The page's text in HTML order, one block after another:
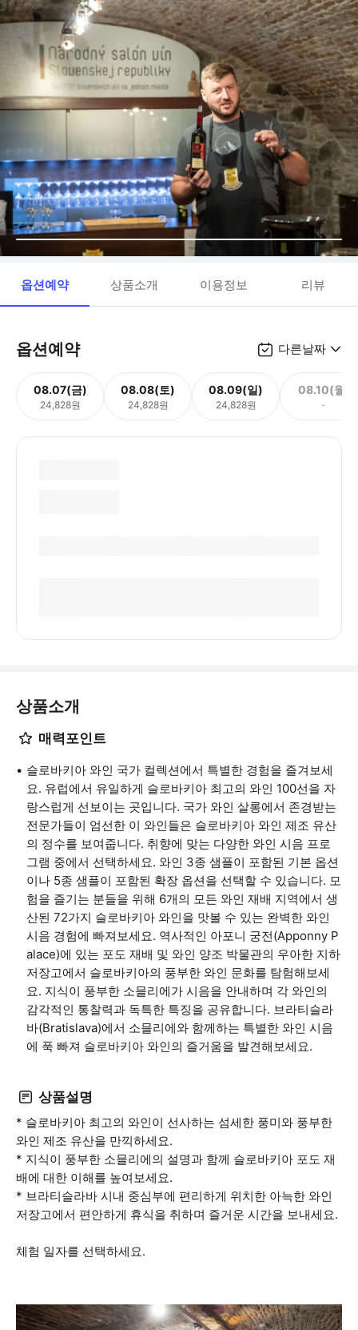
옵션예약 상품소개 이용정보 리뷰
옵션예약 다른날짜
08.07(금)
24,828원
08.08(토)
24,828원
08.09(일)
24,828원
08.10(월)
-
상품소개
매력포인트
슬로바키아 와인 국가 컬렉션에서 특별한 경험을 즐겨보세
요. 유럽에서 유일하게 슬로바키아 최고의 와인 100선을 자
랑스럽게 선보이는 곳입니다. 국가 와인 살롱에서 존경받는
전문가들이 엄선한 이 와인들은 슬로바키아 와인 제조 유산
의 정수를 보여줍니다. 취향에 맞는 다양한 와인 시음 프로
그램 중에서 선택하세요. 와인 3종 샘플이 포함된 기본 옵션
이나 5종 샘플이 포함된 확장 옵션을 선택할 수 있습니다. 모
험을 즐기는 분들을 위해 6개의 모든 와인 재배 지역에서 생
산된 72가지 슬로바키아 와인을 맛볼 수 있는 완벽한 와인
시음 경험에 빠져보세요. 역사적인 아포니 궁전(Apponny P
alace)에 있는 포도 재배 및 와인 양조 박물관의 우아한 지하
저장고에서 슬로바키아의 풍부한 와인 문화를 탐험해보세
요. 지식이 풍부한 소믈리에가 시음을 안내하며 각 와인의
감각적인 통찰력과 독특한 특징을 공유합니다. 브라티슬라
바(Bratislava)에서 소믈리에와 함께하는 특별한 와인 시음
에 푹 빠져 슬로바키아 와인의 즐거움을 발견해보세요.
상품설명
* 슬로바키아 최고의 와인이 선사하는 섬세한 풍미와 풍부한
와인 제조 유산을 만끽하세요.
* 지식이 풍부한 소믈리에의 설명과 함께 슬로바키아 포도 재
배에 대한 이해를 높여보세요.
* 브라티슬라바 시내 중심부에 편리하게 위치한 아늑한 와인
저장고에서 편안하게 휴식을 취하며 즐거운 시간을 보내세요.
체험 일자를 선택하세요.